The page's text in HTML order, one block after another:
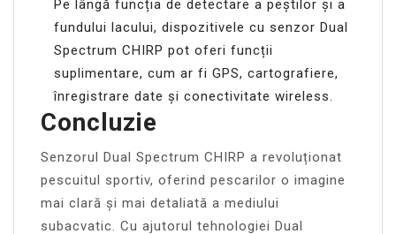
Pe lângă funcția de detectare a peștilor și a
fundului lacului, dispozitivele cu senzor Dual
Spectrum CHIRP pot oferi funcții
suplimentare, cum ar fi GPS, cartografiere,
înregistrare date și conectivitate wireless.
Concluzie
Senzorul Dual Spectrum CHIRP a revoluționat
pescuitul sportiv, oferind pescarilor o imagine
mai clară și mai detaliată a mediului
subacvatic. Cu ajutorul tehnologiei Dual